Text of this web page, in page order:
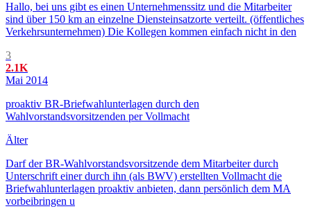
Hallo, bei uns gibt es einen Unternehmenssitz und die Mitarbeiter
sind über 150 km an einzelne Diensteinsatzorte verteilt. (öffentliches
Verkehrsunternehmen) Die Kollegen kommen einfach nicht in den
3
2.1K
Mai 2014
proaktiv BR-Briefwahlunterlagen durch den
Wahlvorstandsvorsitzenden per Vollmacht
Älter
Darf der BR-Wahlvorstandsvorsitzende dem Mitarbeiter durch
Unterschrift einer durch ihn (als BWV) erstellten Vollmacht die
Briefwahlunterlagen proaktiv anbieten, dann persönlich dem MA
vorbeibringen u